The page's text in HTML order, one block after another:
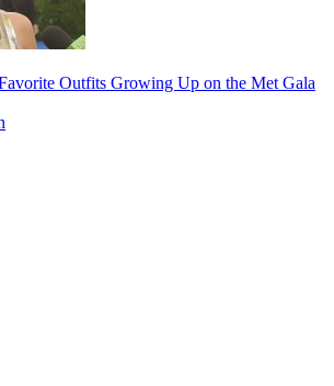
Outfits Growing Up on the Met Gala